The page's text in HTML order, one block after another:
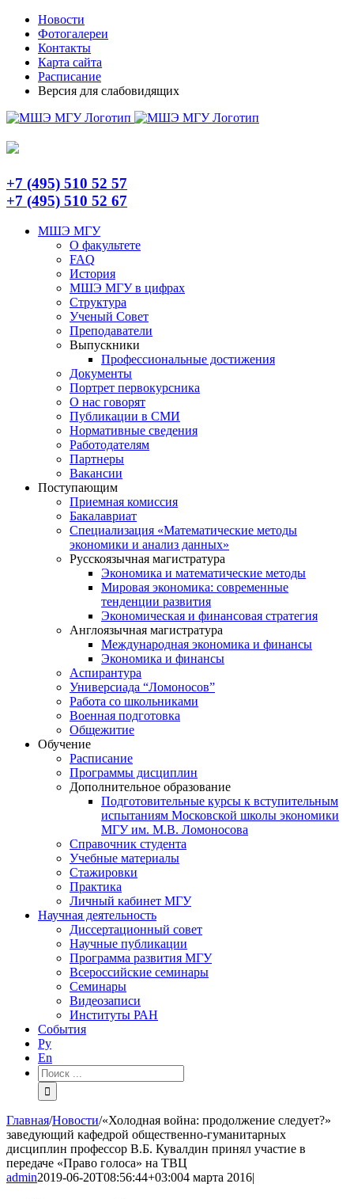
Skip
content
TelegramНовости
Фотогалереи
Контакты
Карта сайта
Расписание
Версия для слабовидящих
+7 (495) 510 52 57
+7 (495) 510 52 67
МШЭ МГУ
О факультете
FAQ
История
МШЭ МГУ в цифрах
Структура
Ученый Совет
Преподаватели
Выпускники
Профессиональные достижения
Документы
Портрет первокурсника
О нас говорят
Публикации в СМИ
Нормативные сведения
Работодателям
Партнеры
Вакансии
Поступающим
Приемная комиссия
Бакалавриат
Специализация «Математические методы
экономики и анализ данных»
Русскоязычная магистратура
Экономика и математические методы
Мировая экономика: современные
тенденции развития
Экономическая и финансовая стратегия
Англоязычная магистратура
Международная экономика и финансы
Экономика и финансы
Аспирантура
Универсиада “Ломоносов”
Работа со школьниками
Военная подготовка
Общежитие
Обучение
Расписание
Программы дисциплин
Дополнительное образование
Подготовительные курсы к вступительным
испытаниям Московской школы экономики
МГУ им. М.В. Ломоносова
Справочник студента
Учебные материалы
Стажировки
Практика
Личный кабинет МГУ
Научная деятельность
Диссертационный совет
Научные публикации
Программа развития МГУ
Всероссийские семинары
Семинары
Видеозаписи
Институты РАН
События
Ру
En
Результат
поиска:
Главная/Новости/«Холодная война: продолжение следует?»
заведующий кафедрой общественно-гуманитарных
дисциплин профессор В.Б. Кувалдин принял участие в
передаче «Право голоса» на ТВЦ
admin2019-06-20T08:56:44+03:004 марта 2016|